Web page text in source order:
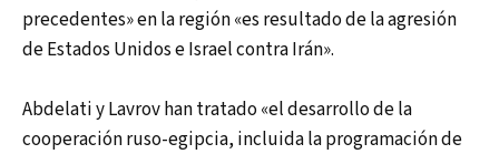
precedentes» en la región «es resultado de la agresión
de Estados Unidos e Israel contra Irán».
Abdelati y Lavrov han tratado «el desarrollo de la
cooperación ruso-egipcia, incluida la programación de